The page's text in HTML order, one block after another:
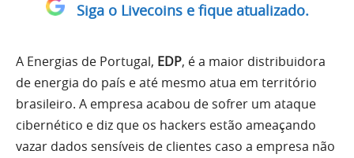
Siga o Livecoins e fique atualizado.
A Energias de Portugal, EDP, é a maior distribuidora
de energia do país e até mesmo atua em território
brasileiro. A empresa acabou de sofrer um ataque
cibernético e diz que os hackers estão ameaçando
vazar dados sensíveis de clientes caso a empresa não